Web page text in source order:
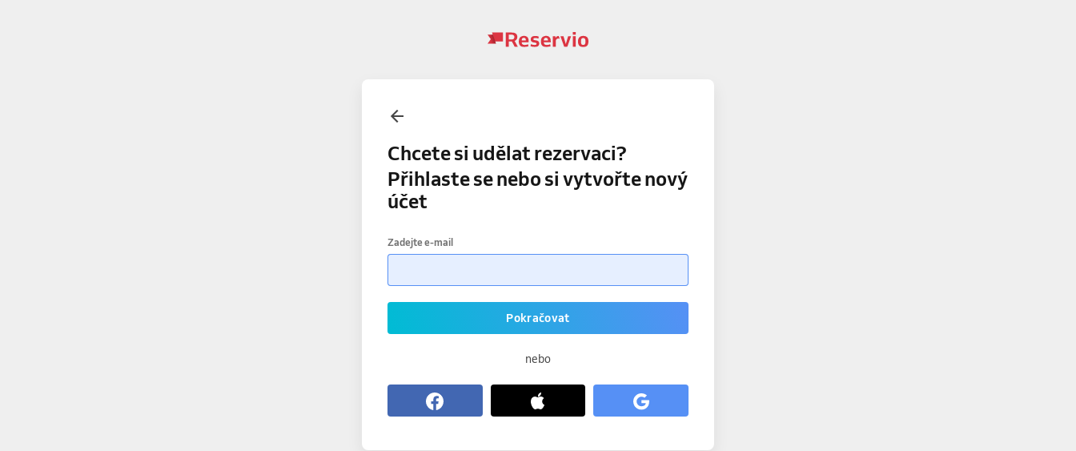
Chcete si udělat rezervaci?
Přihlaste se nebo si vytvořte nový
účet
Zadejte e-mail
Pokračovat
nebo